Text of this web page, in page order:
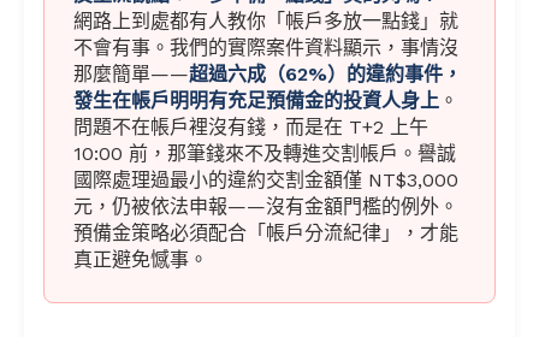
網路上到處都有人教你「帳戶多放一點錢」就
不會有事。我們的實際案件資料顯示，事情沒
那麼簡單——超過六成（62%）的違約事件，
發生在帳戶明明有充足預備金的投資人身上 。
問題不在帳戶裡沒有錢，而是在 T+2 上午
10:00 前，那筆錢來不及轉進交割帳戶。譽誠
國際處理過最小的違約交割金額僅 NT$3,000
元，仍被依法申報——沒有金額門檻的例外。
預備金策略必須配合「帳戶分流紀律」，才能
真正避免憾事。